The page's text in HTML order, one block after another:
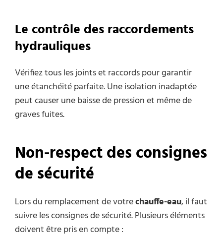
Le contrôle des raccordements
hydrauliques
Vérifiez tous les joints et raccords pour garantir
une étanchéité parfaite. Une isolation inadaptée
peut causer une baisse de pression et même de
graves fuites.
Non-respect des consignes
de sécurité
Lors du remplacement de votrechauffe-eau, il faut
suivre les consignes de sécurité. Plusieurs éléments
doivent être pris en compte :